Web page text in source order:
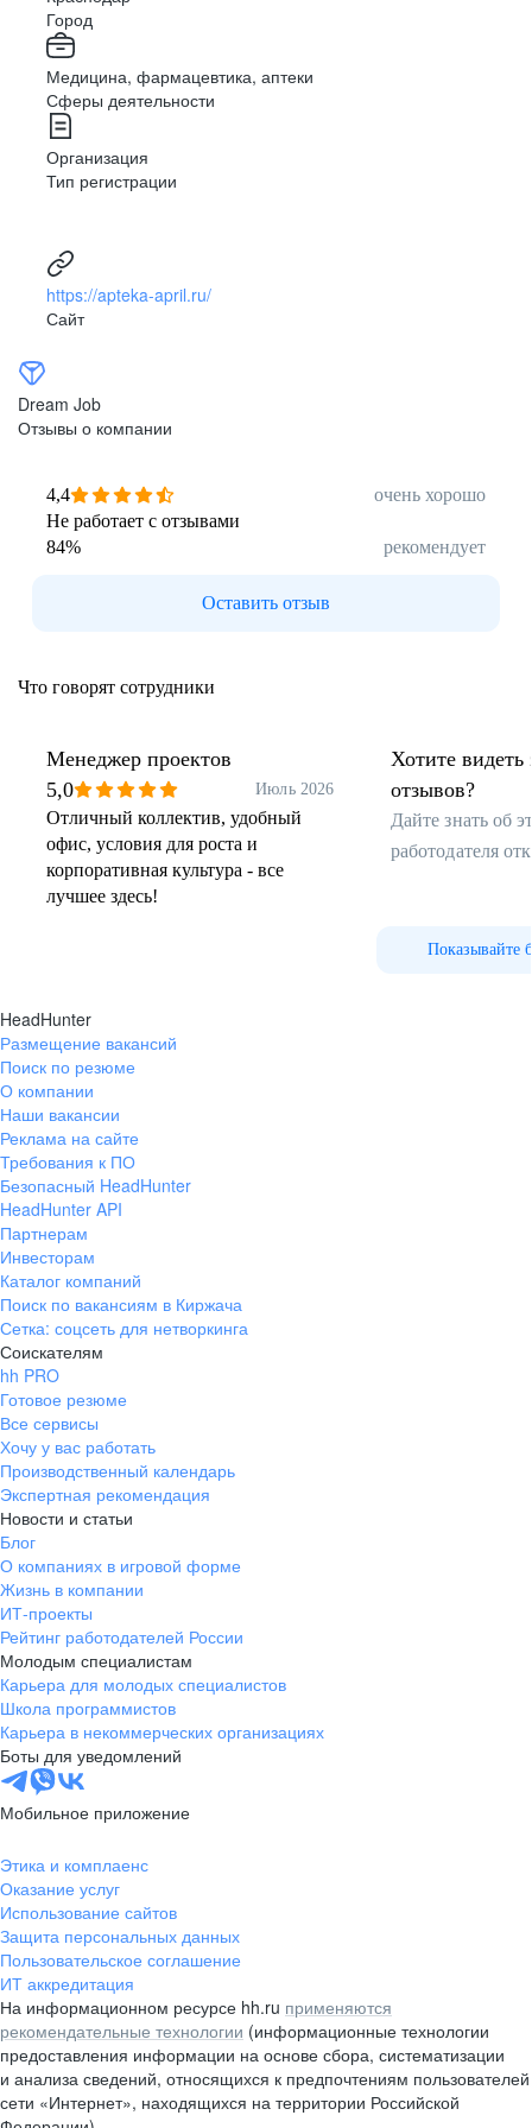
Город
Медицина, фармацевтика, аптеки
Сферы деятельности
Организация
Тип регистрации
https://apteka-april.ru/
Сайт
Dream Job
Отзывы о компании
4,4
очень хорошо
Не работает с отзывами
84% рекомендует
Оставить отзыв
Что говорят сотрудники
Менеджер проектов
5,0
Июль 2026
Отличный коллектив, удобный
офис, условия для роста и
корпоративная культура - все
лучшее здесь!
Хотите видеть
отзывов?
Дайте знать об
работодателя
Показывайте
HeadHunter
Размещение вакансий
Поиск по резюме
О компании
Наши вакансии
Реклама на сайте
Требования к ПО
Безопасный HeadHunter
HeadHunter API
Партнерам
Инвесторам
Каталог компаний
Поиск по вакансиям в Киржача
Сетка: соцсеть для нетворкинга
Соискателям
hh PRO
Готовое резюме
Все сервисы
Хочу у вас работать
Производственный календарь
Экспертная рекомендация
Новости и статьи
Блог
О компаниях в игровой форме
Жизнь в компании
ИТ-проекты
Рейтинг работодателей России
Молодым специалистам
Карьера для молодых специалистов
Школа программистов
Карьера в некоммерческих организациях
Боты для уведомлений
Мобильное приложение
Этика и комплаенс
Оказание услуг
Использование сайтов
Защита персональных данных
Пользовательское соглашение
ИТ аккредитация
На информационном ресурсе hh.ru применяются
рекомендательные технологии (информационные технологии
предоставления информации на основе сбора, систематизации
и анализа сведений, относящихся к предпочтениям пользователей
сети «Интернет», находящихся на территории Российской